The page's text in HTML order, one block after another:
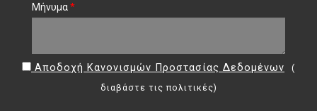
Μήνυμα*
Αποδοχή Κανονισμών Προστασίας Δεδομένων
(
διαβάστε τις πολιτικές)